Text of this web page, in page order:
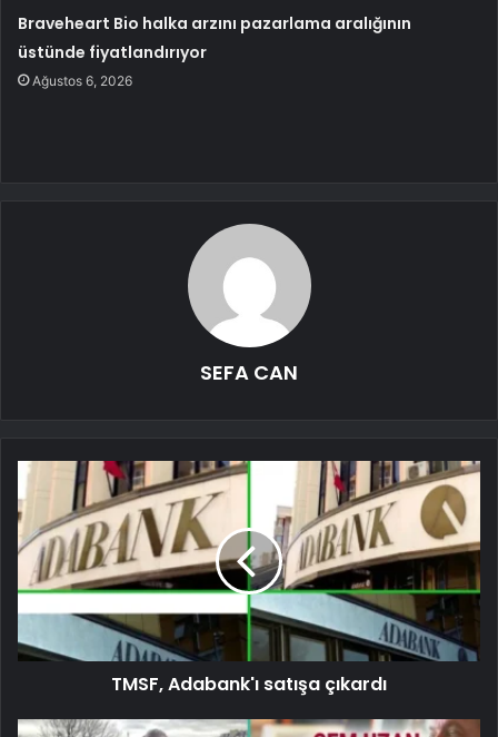
Braveheart Bio halka arzını pazarlama aralığının
üstünde fiyatlandırıyor
Ağustos 6, 2026
SEFA CAN
TMSF, Adabank'ı satışa çıkardı